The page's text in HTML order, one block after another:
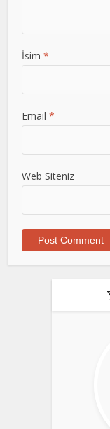
İsim *
Email *
Web Siteniz